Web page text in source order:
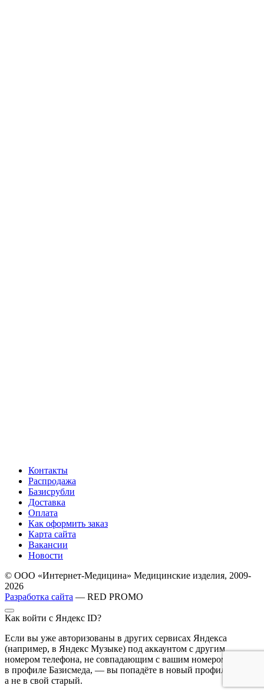
Контакты
Распродажа
Базисрубли
Доставка
Оплата
Как оформить заказ
Карта сайта
Вакансии
Новости
© ООО «Интернет-Медицина» Медицинские изделия, 2009-
2026
Разработка сайта — RED PROMO
Как войти с Яндекс ID?
Если вы уже авторизованы в других сервисах Яндекса
(например, в Яндекс Музыке) под аккаунтом с другим
номером телефона, не совпадающим с вашим номером
в профиле Базисмеда, — вы попадёте в новый профиль,
а не в свой старый.